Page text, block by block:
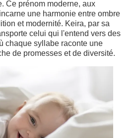
Ce prénom moderne, aux
une harmonie entre ombre
et modernité. Keira, par sa
celui qui l'entend vers des
chaque syllabe raconte une
de promesses et de diversité.